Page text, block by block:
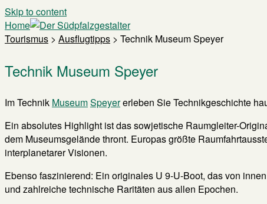
Skip to content
Home
Tourismus > Ausflugtipps > Technik Museum Speyer
Technik Museum Speyer
Im Technik MuseumSpeyererleben Sie Technikgeschichte
Ein absolutes Highlight ist das sowjetische Raumgleiter-
dem Museumsgelände thront. Europas größte
interplanetarer Visionen.
Ebenso faszinierend: Ein originales U 9-U-Boot, das von
und zahlreiche technische Raritäten aus allen Epochen.